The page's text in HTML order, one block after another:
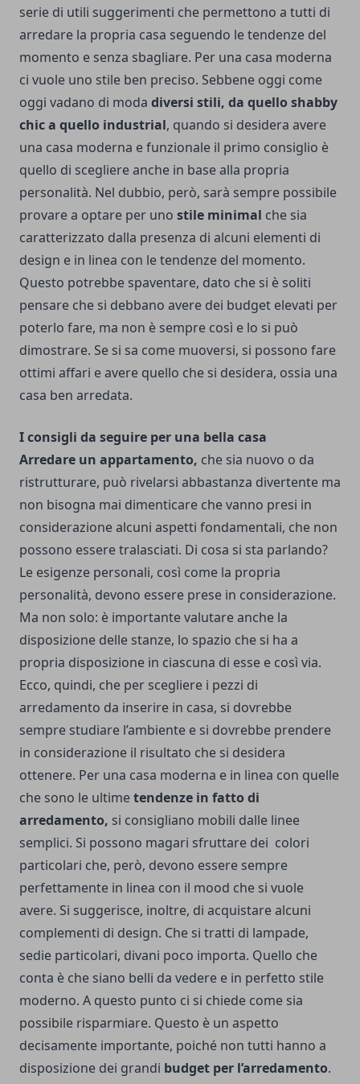
serie di utili suggerimenti che permettono a tutti di
arredare la propria casa seguendo le tendenze del
momento e senza sbagliare. Per una casa moderna
ci vuole uno stile ben preciso. Sebbene oggi come
oggi vadano di moda diversi stili, da quello shabby
chic a quello industrial, quando si desidera avere
una casa moderna e funzionale il primo consiglio è
quello di scegliere anche in base alla propria
personalità. Nel dubbio, però, sarà sempre possibile
provare a optare per uno stile minimal che sia
caratterizzato dalla presenza di alcuni elementi di
design e in linea con le tendenze del momento.
Questo potrebbe spaventare, dato che si è soliti
pensare che si debbano avere dei budget elevati per
poterlo fare, ma non è sempre così e lo si può
dimostrare. Se si sa come muoversi, si possono fare
ottimi affari e avere quello che si desidera, ossia una
casa ben arredata.
I consigli da seguire per una bella casa
Arredare un appartamento, che sia nuovo o da
ristrutturare, può rivelarsi abbastanza divertente ma
non bisogna mai dimenticare che vanno presi in
considerazione alcuni aspetti fondamentali, che non
possono essere tralasciati. Di cosa si sta parlando?
Le esigenze personali, così come la propria
personalità, devono essere prese in considerazione.
Ma non solo: è importante valutare anche la
disposizione delle stanze, lo spazio che si ha a
propria disposizione in ciascuna di esse e così via.
Ecco, quindi, che per scegliere i pezzi di
arredamento da inserire in casa, si dovrebbe
sempre studiare l’ambiente e si dovrebbe prendere
in considerazione il risultato che si desidera
ottenere. Per una casa moderna e in linea con quelle
che sono le ultimetendenze in fatto di
arredamento, si consigliano mobili dalle linee
semplici. Si possono magari sfruttare dei colori
particolari che, però, devono essere sempre
perfettamente in linea con il mood che si vuole
avere. Si suggerisce, inoltre, di acquistare alcuni
complementi di design. Che si tratti di lampade,
sedie particolari, divani poco importa. Quello che
conta è che siano belli da vedere e in perfetto stile
moderno. A questo punto ci si chiede come sia
possibile risparmiare. Questo è un aspetto
decisamente importante, poiché non tutti hanno a
disposizione dei grandi budget per l’arredamento.